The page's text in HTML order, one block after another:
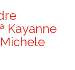
Kayanne
Michele